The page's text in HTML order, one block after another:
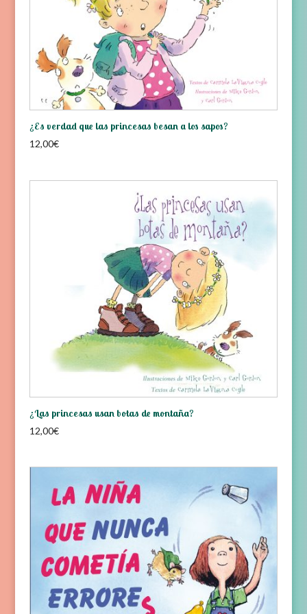
¿Es verdad que las princesas besan a los sapos?
12,00€
¿Las princesas usan botas de montaña?
12,00€